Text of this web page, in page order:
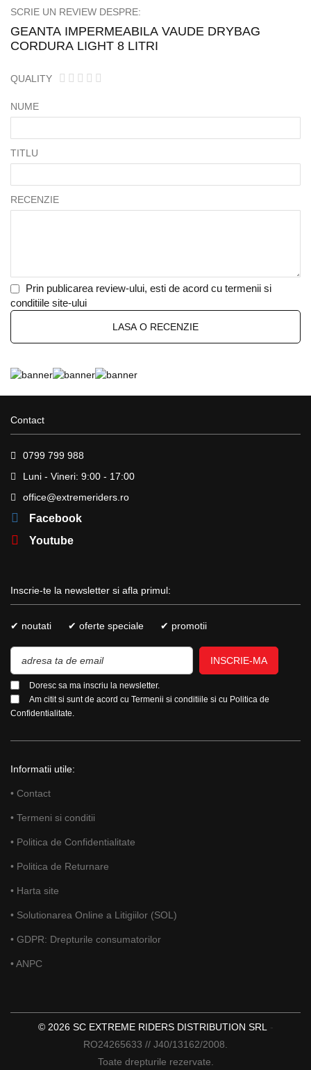
SCRIE UN REVIEW DESPRE:
GEANTA IMPERMEABILA VAUDE DRYBAG
CORDURA LIGHT 8 LITRI
QUALITY
NUME
TITLU
RECENZIE
Prin publicarea review-ului, esti de acord cu termenii si
conditiile site-ului
LASA O RECENZIE
Contact
0799 799 988
Luni - Vineri: 9:00 - 17:00
office@extremeriders.ro
Facebook
Youtube
Inscrie-te la newsletter si afla primul:
✔ noutati ✔ oferte speciale ✔ promotii
INSCRIE-MA
Doresc sa ma inscriu la newsletter.
Am citit si sunt de acord cu Termenii si conditiile si cu Politica de
Confidentialitate.
Informatii utile:
• Contact
• Termeni si conditii
• Politica de Confidentialitate
• Politica de Returnare
• Harta site
• Solutionarea Online a Litigiilor (SOL)
• GDPR: Drepturile consumatorilor
• ANPC
© 2026 SC EXTREME RIDERS DISTRIBUTION SRL
-
RO24265633 // J40/13162/2008.
Toate drepturile rezervate.